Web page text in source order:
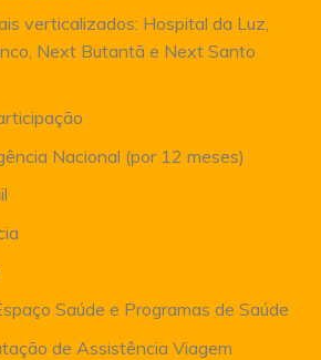
verticalizados: Hospital da Luz,
Next Butantã e Next Santo
Nacional (por 12 meses)
Saúde e Programas de Saúde
de Assistência Viagem